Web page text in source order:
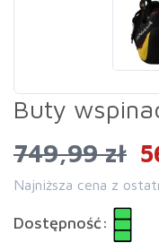
Buty
749,99 zł
Najniższa cena z
Dostępność: